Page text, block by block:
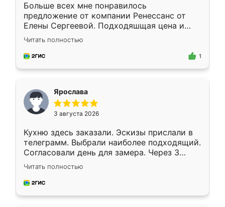
Больше всех мне понравилось
предложение от компании Ренессанс от
Елены Сергеевой. Подходяшщая цена и
короткие сроки изготовления. Приехавший
для замера сотрудник Владислав
предложил по моему эскизу самый
Читать полностью
1
Ярослава
3 августа 2026
Кухню здесь заказали. Эскизы прислали в
телеграмм. Выбрали наиболее подходящий.
Согласовали день для замера. Через 3
недели кухня была уже готова. Остались
довольны работой. Спасибо Ренессанс
мебель за качественную работу!
Читать полностью